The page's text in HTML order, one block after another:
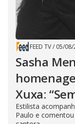
FEED TV/ 05/
Sasha
Xuxa:
Estilista
Paulo e